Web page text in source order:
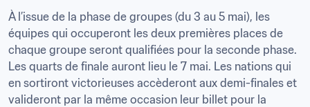
À l’issue de la phase de groupes (du 3 au 5 mai), les
équipes qui occuperont les deux premières places de
chaque groupe seront qualifiées pour la seconde phase.
Les quarts de finale auront lieu le 7 mai. Les nations qui
en sortiront victorieuses accèderont aux demi-finales et
valideront par la même occasion leur billet pour la